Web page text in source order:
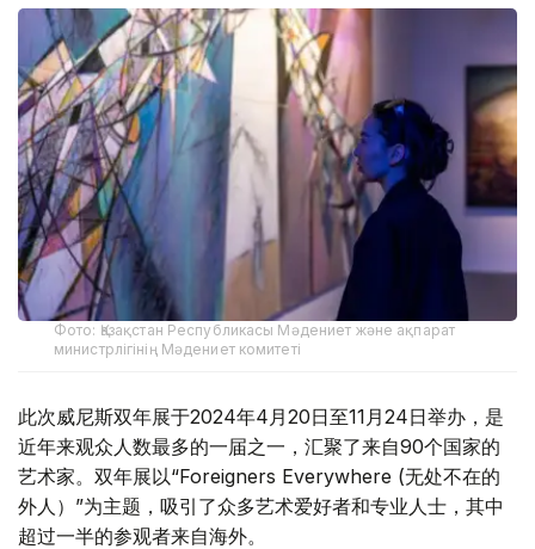
Фото: Қазақстан Республикасы Мәдениет және ақпарат
министрлігінің Мәдениет комитеті
此次威尼斯双年展于2024年4月20日至11月24日举办，是
近年来观众人数最多的一届之一，汇聚了来自90个国家的
艺术家。双年展以“Foreigners Everywhere (无处不在的
外人）”为主题，吸引了众多艺术爱好者和专业人士，其中
超过一半的参观者来自海外。